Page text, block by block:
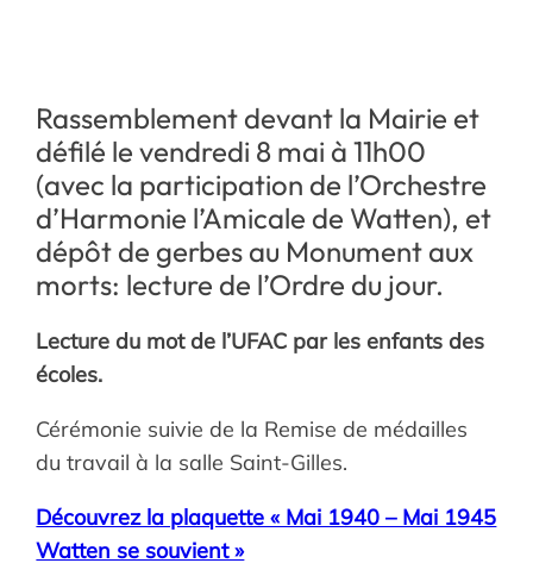
Rassemblement devant la Mairie et
défilé le vendredi 8 mai à 11h00
(avec la participation de l’Orchestre
d’Harmonie l’Amicale de Watten), et
dépôt de gerbes au Monument aux
morts: lecture de l’Ordre du jour.
Lecture du mot de l’UFAC par les enfants des
écoles.
Cérémonie suivie de la Remise de médailles
du travail à la salle Saint-Gilles.
Découvrez la plaquette « Mai 1940 – Mai 1945
Watten se souvient »